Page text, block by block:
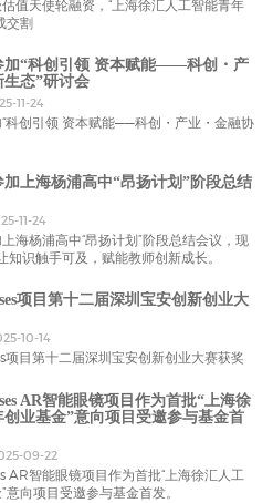
值天使轮融资，“上海徐汇人工智能青年
交割
加“科创引领 资本赋能——科创・产
态”研讨会
11-24
科创引领 资本赋能——科创・产业・金融协
上海杨浦高中“昂扬计划”阶段总结
11-24
海杨浦高中“昂扬计划”阶段总结会议，现
知识触手可及，赋能教师创新成长。
项目第十二届深圳宝安创新创业大
10-14
项目第十二届深圳宝安创新创业大赛获奖
AR智能眼镜项目作为首批“上海徐
业基金”意向项目受邀参与基金首
09-22
AR智能眼镜项目作为首批“上海徐汇人工
意向项目受邀参与基金首发。